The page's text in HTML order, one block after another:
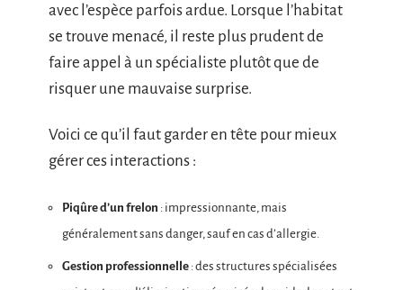
avec l’espèce parfois ardue. Lorsque l’habitat
se trouve menacé, il reste plus prudent de
faire appel à un spécialiste plutôt que de
risquer une mauvaise surprise.
Voici ce qu’il faut garder en tête pour mieux
gérer ces interactions :
Piqûre d’un frelon : impressionnante, mais
généralement sans danger, sauf en cas d’allergie.
Gestion professionnelle : des structures spécialisées